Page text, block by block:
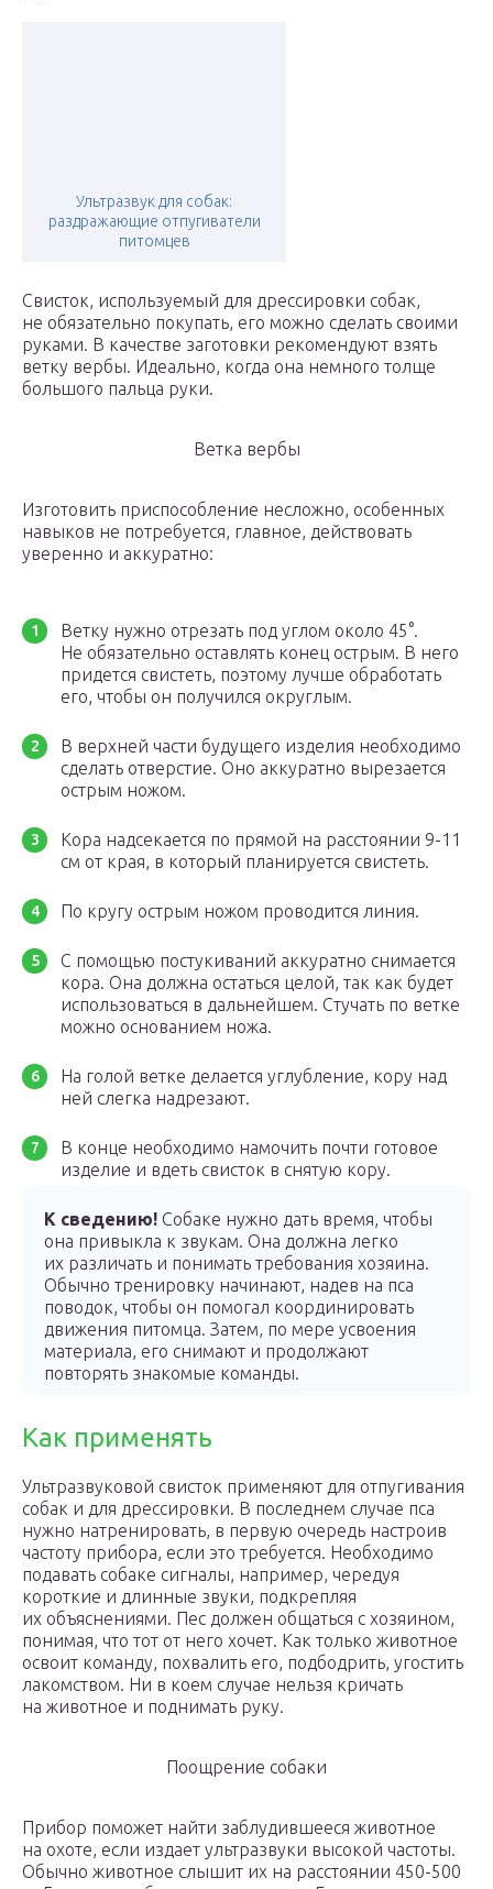
Ультразвук для собак:
раздражающие отпугиватели
питомцев
Свисток, используемый для дрессировки собак,
не обязательно покупать, его можно сделать своими
руками. В качестве заготовки рекомендуют взять
ветку вербы. Идеально, когда она немного толще
большого пальца руки.
Ветка вербы
Изготовить приспособление несложно, особенных
навыков не потребуется, главное, действовать
уверенно и аккуратно:
Ветку нужно отрезать под углом около 45°.
Не обязательно оставлять конец острым. В него
придется свистеть, поэтому лучше обработать
его, чтобы он получился округлым.
В верхней части будущего изделия необходимо
сделать отверстие. Оно аккуратно вырезается
острым ножом.
Кора надсекается по прямой на расстоянии 9-11
см от края, в который планируется свистеть.
По кругу острым ножом проводится линия.
С помощью постукиваний аккуратно снимается
кора. Она должна остаться целой, так как будет
использоваться в дальнейшем. Стучать по ветке
можно основанием ножа.
На голой ветке делается углубление, кору над
ней слегка надрезают.
В конце необходимо намочить почти готовое
изделие и вдеть свисток в снятую кору.
К сведению! Собаке нужно дать время, чтобы
она привыкла к звукам. Она должна легко
их различать и понимать требования хозяина.
Обычно тренировку начинают, надев на пса
поводок, чтобы он помогал координировать
движения питомца. Затем, по мере усвоения
материала, его снимают и продолжают
повторять знакомые команды.
Как применять
Ультразвуковой свисток применяют для отпугивания
собак и для дрессировки. В последнем случае пса
нужно натренировать, в первую очередь настроив
частоту прибора, если это требуется. Необходимо
подавать собаке сигналы, например, чередуя
короткие и длинные звуки, подкрепляя
их объяснениями. Пес должен общаться с хозяином,
понимая, что тот от него хочет. Как только животное
освоит команду, похвалить его, подбодрить, угостить
лакомством. Ни в коем случае нельзя кричать
на животное и поднимать руку.
Поощрение собаки
Прибор поможет найти заблудившееся животное
на охоте, если издает ультразвуки высокой частоты.
Обычно животное слышит их на расстоянии 450-500